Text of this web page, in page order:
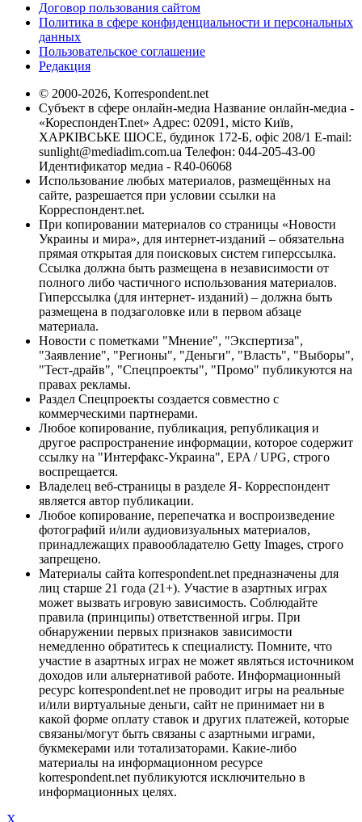
Договор пользования сайтом
Политика в сфере конфиденциальности и персональных
данных
Пользовательское соглашение
Редакция
© 2000-2026, Korrespondent.net
Субъект в сфере онлайн-медиа Название онлайн-медиа -
«КореспонденТ.net» Адрес: 02091, місто Київ,
ХАРКІВСЬКЕ ШОСЕ, будинок 172-Б, офіс 208/1 E-mail:
sunlight@mediadim.com.ua Телефон: 044-205-43-00
Идентификатор медиа - R40-06068
Использование любых материалов, размещённых на
сайте, разрешается при условии ссылки на
Корреспондент.net.
При копировании материалов со страницы «Новости
Украины и мира», для интернет-изданий – обязательна
прямая открытая для поисковых систем гиперссылка.
Ссылка должна быть размещена в независимости от
полного либо частичного использования материалов.
Гиперссылка (для интернет- изданий) – должна быть
размещена в подзаголовке или в первом абзаце
материала.
Новости с пометками "Мнение", "Экспертиза",
"Заявление", "Регионы", "Деньги", "Власть", "Выборы",
"Тест-драйв", "Спецпроекты", "Промо" публикуются на
правах рекламы.
Раздел Спецпроекты создается совместно с
коммерческими партнерами.
Любое копирование, публикация, републикация и
другое распространение информации, которое содержит
ссылку на "Интерфакс-Украина", EPA / UPG, строго
воспрещается.
Владелец веб-страницы в разделе Я- Корреспондент
является автор публикации.
Любое копирование, перепечатка и воспроизведение
фотографий и/или аудиовизуальных материалов,
принадлежащих правообладателю Getty Images, строго
запрещено.
Материалы сайта korrespondent.net предназначены для
лиц старше 21 года (21+). Участие в азартных играх
может вызвать игровую зависимость. Соблюдайте
правила (принципы) ответственной игры. При
обнаружении первых признаков зависимости
немедленно обратитесь к специалисту. Помните, что
участие в азартных играх не может являться источником
доходов или альтернативой работе. Информационный
ресурс korrespondent.net не проводит игры на реальные
и/или виртуальные деньги, сайт не принимает ни в
какой форме оплату ставок и других платежей, которые
связаны/могут быть связаны с азартными играми,
букмекерами или тотализаторами. Какие-либо
материалы на информационном ресурсе
korrespondent.net публикуются исключительно в
информационных целях.